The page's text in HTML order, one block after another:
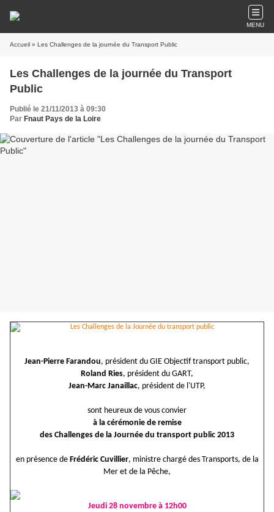
MENU
Accueil » Les Challenges de la journée du Transport Public
Les Challenges de la journée du Transport
Public
Publié le 21/11/2013 à 09:30
Par Fnaut Pays de la Loire
Jean-Pierre Farandou, président du GIE Objectif transport public,
Roland Ries, président du GART,
Jean-Marc Janaillac, président de l'UTP,
sont heureux de vous convier
à la cérémonie de remise
des Challenges de la Journée du transport public 2013
en présence de Frédéric Cuvillier, ministre chargé des Transports, de la
Mer et de la Pêche,
Jeudi 28 novembre à 12h00